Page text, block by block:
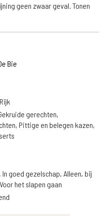
geen zwaar geval. Tonen
Bie
gerechten,
Pittige en belegen kazen,
In goed gezelschap, Alleen, bij
het slapen gaan